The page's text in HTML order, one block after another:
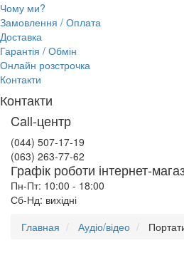
Чому ми?
Замовлення / Оплата
Доставка
Гарантія / Обмін
Онлайн розстрочка
Контакти
Контакти
Call-центр
(044) 507-17-19
(063) 263-77-62
Графік роботи інтернет-
Пн-Пт: 10:00 - 18:00
Сб-Нд: вихідні
Главная
Аудіо/відео